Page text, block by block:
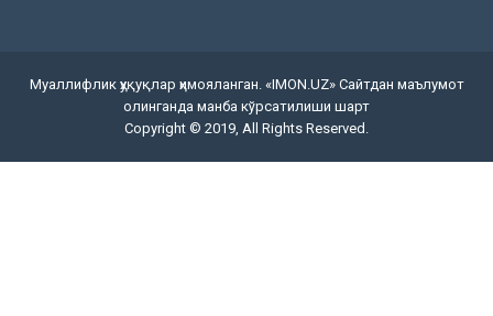
Муаллифлик ҳуқуқлар ҳимояланган. «IMON.UZ» Сайтдан маълумот
олинганда манба кўрсатилиши шарт
Copyright © 2019, All Rights Reserved.